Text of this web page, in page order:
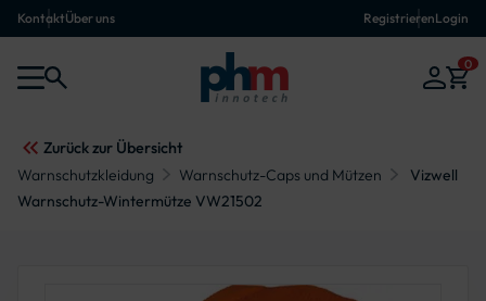
KontaktÜber uns RegistrierenLogin
0
Zurück zur Übersicht
Warnschutzkleidung
Warnschutz-Caps und Mützen
Vizwell
Warnschutz-Wintermütze VW21502